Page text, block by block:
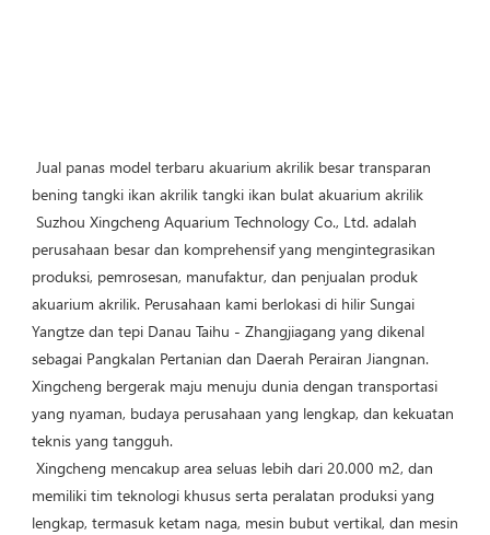
Jual panas model terbaru akuarium akrilik besar transparan
bening tangki ikan akrilik tangki ikan bulat akuarium akrilik
perusahaan besar dan komprehensif yang mengintegrasikan
produksi, pemrosesan, manufaktur, dan penjualan produk
akuarium akrilik. Perusahaan kami berlokasi di hilir Sungai
Yangtze dan tepi Danau Taihu - Zhangjiagang yang dikenal
sebagai Pangkalan Pertanian dan Daerah Perairan Jiangnan.
Xingcheng bergerak maju menuju dunia dengan transportasi
yang nyaman, budaya perusahaan yang lengkap, dan kekuatan
teknis yang tangguh.
memiliki tim teknologi khusus serta peralatan produksi yang
lengkap, termasuk ketam naga, mesin bubut vertikal, dan mesin